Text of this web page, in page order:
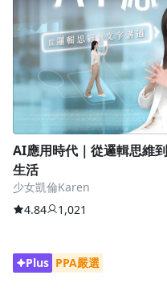
AI應用時代｜從邏輯思維
生活
少女凱倫Karen
4.84
1,021
Plus PPA嚴選